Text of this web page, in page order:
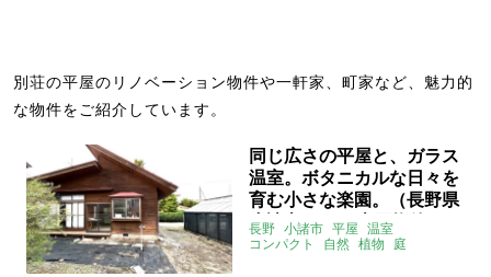
別荘の平屋のリノベーション物件や一軒家、町家など、魅力的
な物件をご紹介しています。
同じ広さの平屋と、ガラス
温室。ボタニカルな日々を
育む小さな楽園。（長野県
小諸市33㎡の売買物件）
長野 小諸市 平屋 温室
コンパクト
自然 植物 庭